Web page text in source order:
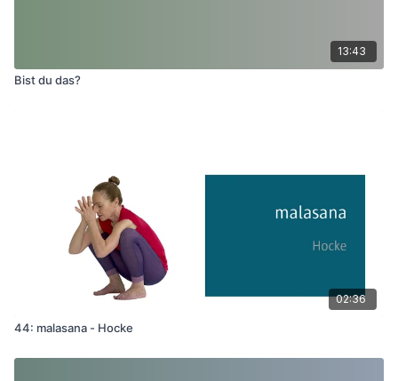
13:43
Bist du das?
02:36
44: malasana - Hocke